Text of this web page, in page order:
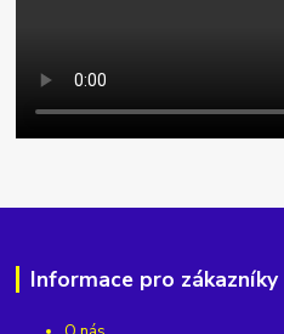
Informace pro zákazníky